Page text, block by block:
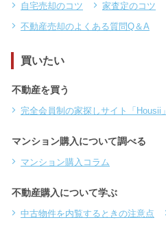
自宅売却のコツ
家査定のコツ
不動産売却のよくある質問Q＆A
買いたい
不動産を買う
完全会員制の家探しサイト「Housii」
マンション購入について調べる
マンション購入コラム
不動産購入について学ぶ
中古物件を内覧するときの注意点